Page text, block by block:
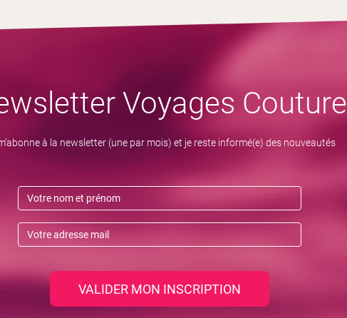
Voyages Couture
à la newsletter (une par mois) et je reste informé(e) des nouveautés
VALIDER MON INSCRIPTION